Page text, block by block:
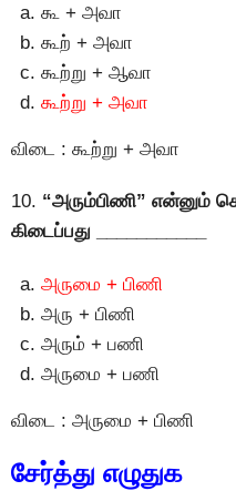
கூ + அவா
கூற் + அவா
கூற்று + ஆவா
கூற்று + அவா
விடை : கூற்று + அவா
10. “அரும்பிணி” என்னும்
கிடைப்பது ___________
அருமை + பிணி
அரு + பிணி
அரும் + பணி
அருமை + பணி
விடை : அருமை + பிணி
சேர்த்து எழுதுக